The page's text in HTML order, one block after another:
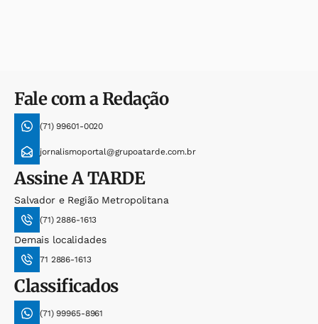
Fale com a Redação
(71) 99601-0020
jornalismoportal@grupoatarde.com.br
AssineA TARDE
Salvador e Região Metropolitana
(71) 2886-1613
Demais localidades
71 2886-1613
Classificados
(71) 99965-8961